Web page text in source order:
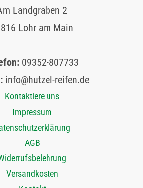
Landgraben 2
Lohr am Main
09352-807733
info@hutzel-reifen.de
Kontaktiere uns
Impressum
AGB
Versandkosten